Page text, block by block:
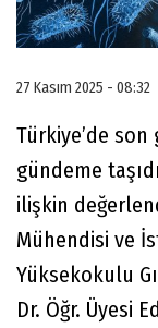
27 Kasım 2025 - 08:32
Türkiye’de
gündeme
ilişkin
Mühendisi ve
Yüksekokulu
Dr. Öğr. Üyesi